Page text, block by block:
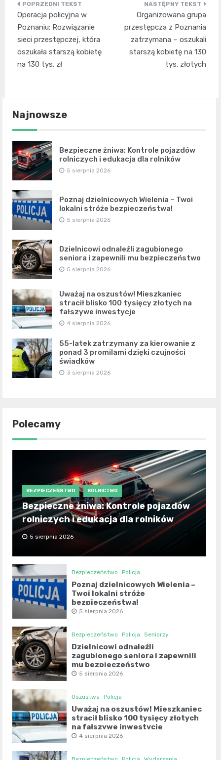
Nawigacja
wpisu
Operacja policyjna w
Poznaniu: Rozwiązanie
sieci przestępczej, która
oszukała starszą kobietę
na 130 tys. zł
Organizowana grupa
przestępcza z Poznania
zatrzymana – oszukali
starszą kobietę na 130
tys. złotych
Najnowsze
Bezpieczne żniwa: Kontrole pojazdów
rolniczych i edukacja dla rolników
5 sierpnia 2026
Poznaj dzielnicowych Wielenia – Twoi
lokalni stróże bezpieczeństwa!
5 sierpnia 2026
Dzielnicowi odnaleźli zagubionego
seniora i zapewnili mu bezpieczeństwo
5 sierpnia 2026
Uważaj na oszustów! Mieszkaniec
stracił blisko 100 tysięcy złotych na
fałszywe inwestycje
4 sierpnia 2026
55-latek zatrzymany za kierowanie z
ponad 3 promilami dzięki czujności
świadków
3 sierpnia 2026
Polecamy
BEZPIECZEŃSTWO ROLNICTWO
Bezpieczne żniwa: Kontrole pojazdów
rolniczych i edukacja dla rolników
5 sierpnia 2026
Bezpieczeństwo Policja
Poznaj dzielnicowych Wielenia –
Twoi lokalni stróże
bezpieczeństwa!
5 sierpnia 2026
Bezpieczeństwo Policja Seniorzy
Dzielnicowi odnaleźli
zagubionego seniora i zapewnili
mu bezpieczeństwo
5 sierpnia 2026
Oszustwa Policja
Uważaj na oszustów! Mieszkaniec
stracił blisko 100 tysięcy złotych
na fałszywe inwestycje
4 sierpnia 2026